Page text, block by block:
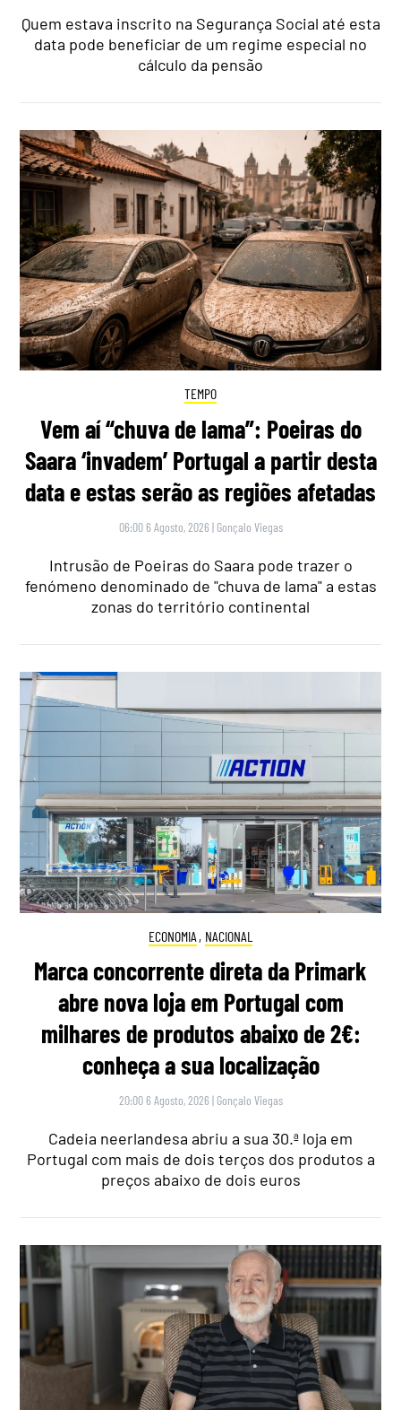
Quem estava inscrito na Segurança Social até esta
data pode beneficiar de um regime especial no
cálculo da pensão
TEMPO
Vem aí “chuva de lama”: Poeiras do
Saara ‘invadem’ Portugal a partir desta
data e estas serão as regiões afetadas
06:00 6 Agosto, 2026 | Gonçalo Viegas
Intrusão de Poeiras do Saara pode trazer o
fenómeno denominado de "chuva de lama" a estas
zonas do território continental
ECONOMIA , NACIONAL
Marca concorrente direta da Primark
abre nova loja em Portugal com
milhares de produtos abaixo de 2€:
conheça a sua localização
20:00 6 Agosto, 2026 | Gonçalo Viegas
Cadeia neerlandesa abriu a sua 30.ª loja em
Portugal com mais de dois terços dos produtos a
preços abaixo de dois euros